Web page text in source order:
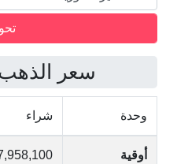
سعر
وحدة شراء
أوقية